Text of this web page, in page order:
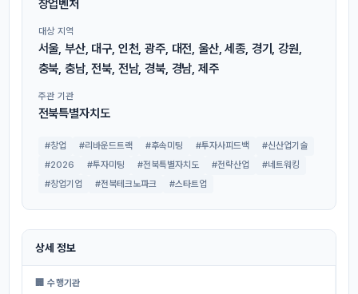
창업벤처
대상 지역
서울, 부산, 대구, 인천, 광주, 대전, 울산, 세종, 경기, 강원,
충북, 충남, 전북, 전남, 경북, 경남, 제주
주관 기관
전북특별자치도
#창업 #리바운드트랙 #후속미팅 #투자사피드백
#신산업기술
#2026
#투자미팅 #전북특별자치도 #전략산업
#네트워킹
#창업기업
#전북테크노파크 #스타트업
상세 정보
🏢 수행기관